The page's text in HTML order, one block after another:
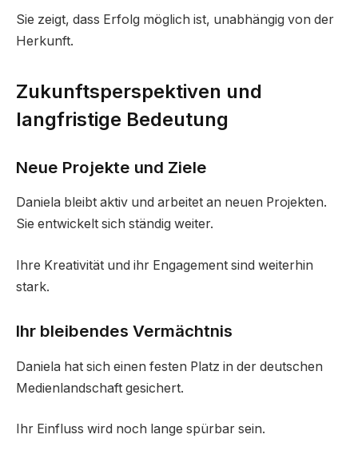
Sie zeigt, dass Erfolg möglich ist, unabhängig von der
Herkunft.
Zukunftsperspektiven und
langfristige Bedeutung
Neue Projekte und Ziele
Daniela bleibt aktiv und arbeitet an neuen Projekten.
Sie entwickelt sich ständig weiter.
Ihre Kreativität und ihr Engagement sind weiterhin
stark.
Ihr bleibendes Vermächtnis
Daniela hat sich einen festen Platz in der deutschen
Medienlandschaft gesichert.
Ihr Einfluss wird noch lange spürbar sein.